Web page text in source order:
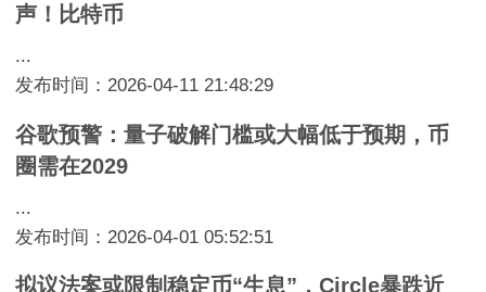
声！比特币
...
发布时间：2026-04-11 21:48:29
谷歌预警：量子破解门槛或大幅低于预期，币
圈需在2029
...
发布时间：2026-04-01 05:52:51
拟议法案或限制稳定币“生息”，Circle暴跌近